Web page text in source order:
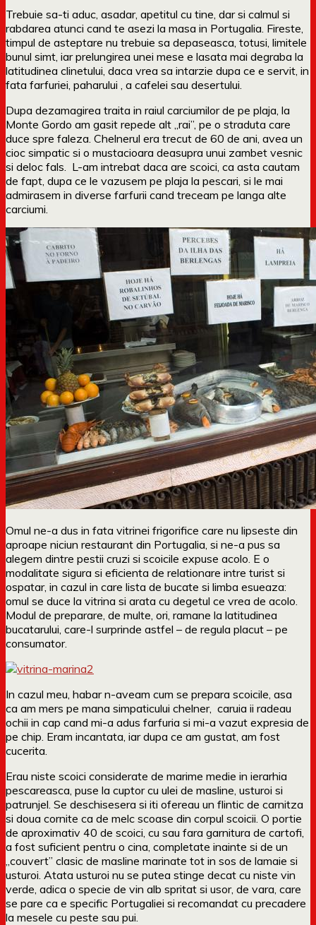
Trebuie sa-ti aduc, asadar, apetitul cu tine, dar si calmul si
rabdarea atunci cand te asezi la masa in Portugalia. Fireste,
timpul de asteptare nu trebuie sa depaseasca, totusi, limitele
bunul simt, iar prelungirea unei mese e lasata mai degraba la
latitudinea clinetului, daca vrea sa intarzie dupa ce e servit, in
fata farfuriei, paharului , a cafelei sau desertului.
Dupa dezamagirea traita in raiul carciumilor de pe plaja, la
Monte Gordo am gasit repede alt „rai”, pe o straduta care
duce spre faleza. Chelnerul era trecut de 60 de ani, avea un
cioc simpatic si o mustacioara deasupra unui zambet vesnic
si deloc fals. L-am intrebat daca are scoici, ca asta cautam
de fapt, dupa ce le vazusem pe plaja la pescari, si le mai
admirasem in diverse farfurii cand treceam pe langa alte
carciumi.
Omul ne-a dus in fata vitrinei frigorifice care nu lipseste din
aproape niciun restaurant din Portugalia, si ne-a pus sa
alegem dintre pestii cruzi si scoicile expuse acolo. E o
modalitate sigura si eficienta de relationare intre turist si
ospatar, in cazul in care lista de bucate si limba esueaza:
omul se duce la vitrina si arata cu degetul ce vrea de acolo.
Modul de preparare, de multe, ori, ramane la latitudinea
bucatarului, care-l surprinde astfel – de regula placut – pe
consumator.
In cazul meu, habar n-aveam cum se prepara scoicile, asa
ca am mers pe mana simpaticului chelner, caruia ii radeau
ochii in cap cand mi-a adus farfuria si mi-a vazut expresia de
pe chip. Eram incantata, iar dupa ce am gustat, am fost
cucerita.
Erau niste scoici considerate de marime medie in ierarhia
pescareasca, puse la cuptor cu ulei de masline, usturoi si
patrunjel. Se deschisesera si iti ofereau un flintic de carnitza
si doua cornite ca de melc scoase din corpul scoicii. O portie
de aproximativ 40 de scoici, cu sau fara garnitura de cartofi,
a fost suficient pentru o cina, completate inainte si de un
„couvert” clasic de masline marinate tot in sos de lamaie si
usturoi. Atata usturoi nu se putea stinge decat cu niste vin
verde, adica o specie de vin alb spritat si usor, de vara, care
se pare ca e specific Portugaliei si recomandat cu precadere
la mesele cu peste sau pui.